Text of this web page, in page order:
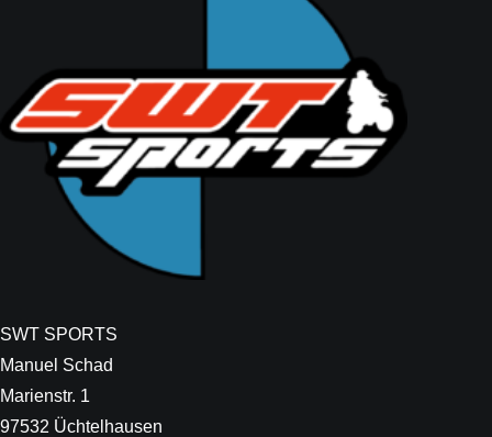
SWT SPORTS
Manuel Schad
Marienstr. 1
97532 Üchtelhausen